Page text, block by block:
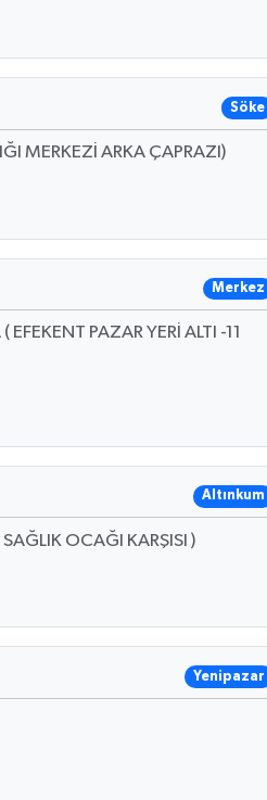
Söke
MERKEZİ ARKA ÇAPRAZI)
Merkez
PAZAR YERİ ALTI -11
Altınkum
OCAĞI KARŞISI )
Yenipazar